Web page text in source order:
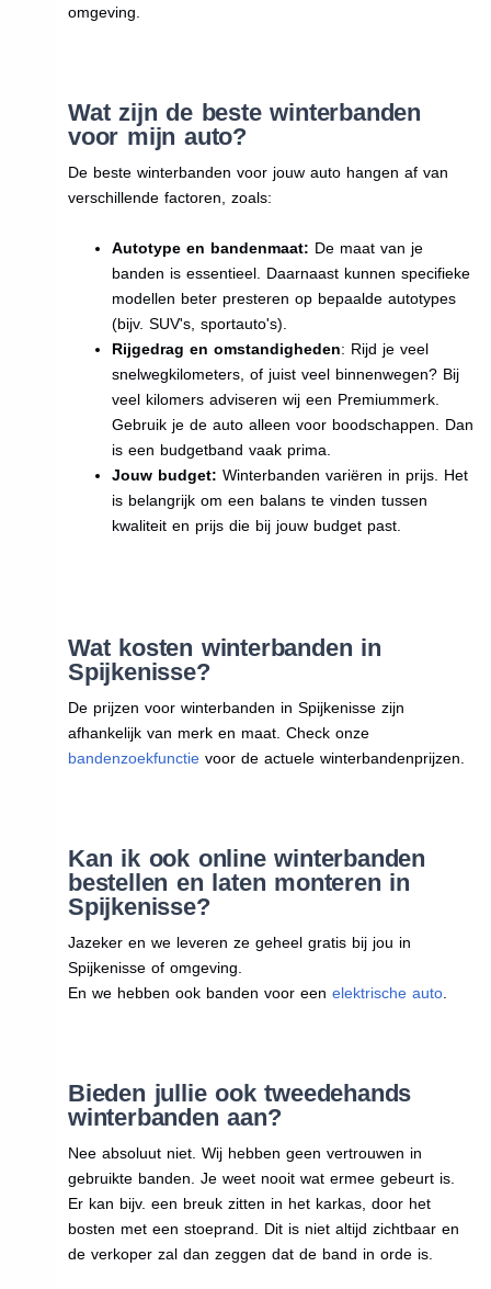
omgeving.
Wat zijn de beste winterbanden
voor mijn auto?
De beste winterbanden voor jouw auto hangen af van
verschillende factoren, zoals:
Autotype en bandenmaat: De maat van je
banden is essentieel. Daarnaast kunnen specifieke
modellen beter presteren op bepaalde autotypes
(bijv. SUV's, sportauto's).
Rijgedrag en omstandigheden: Rijd je veel
snelwegkilometers, of juist veel binnenwegen? Bij
veel kilomers adviseren wij een Premiummerk.
Gebruik je de auto alleen voor boodschappen. Dan
is een budgetband vaak prima.
Jouw budget: Winterbanden variëren in prijs. Het
is belangrijk om een balans te vinden tussen
kwaliteit en prijs die bij jouw budget past.
Wat kosten winterbanden in
Spijkenisse?
De prijzen voor winterbanden in Spijkenisse zijn
afhankelijk van merk en maat. Check onze
bandenzoekfunctievoor de actuele winterbandenprijzen.
Kan ik ook online winterbanden
bestellen en laten monteren in
Spijkenisse?
Jazeker en we leveren ze geheel gratis bij jou in
Spijkenisse of omgeving.
En we hebben ook banden voor een elektrische auto.
Bieden jullie ook tweedehands
winterbanden aan?
Nee absoluut niet. Wij hebben geen vertrouwen in
gebruikte banden. Je weet nooit wat ermee gebeurt is.
Er kan bijv. een breuk zitten in het karkas, door het
bosten met een stoeprand. Dit is niet altijd zichtbaar en
de verkoper zal dan zeggen dat de band in orde is.